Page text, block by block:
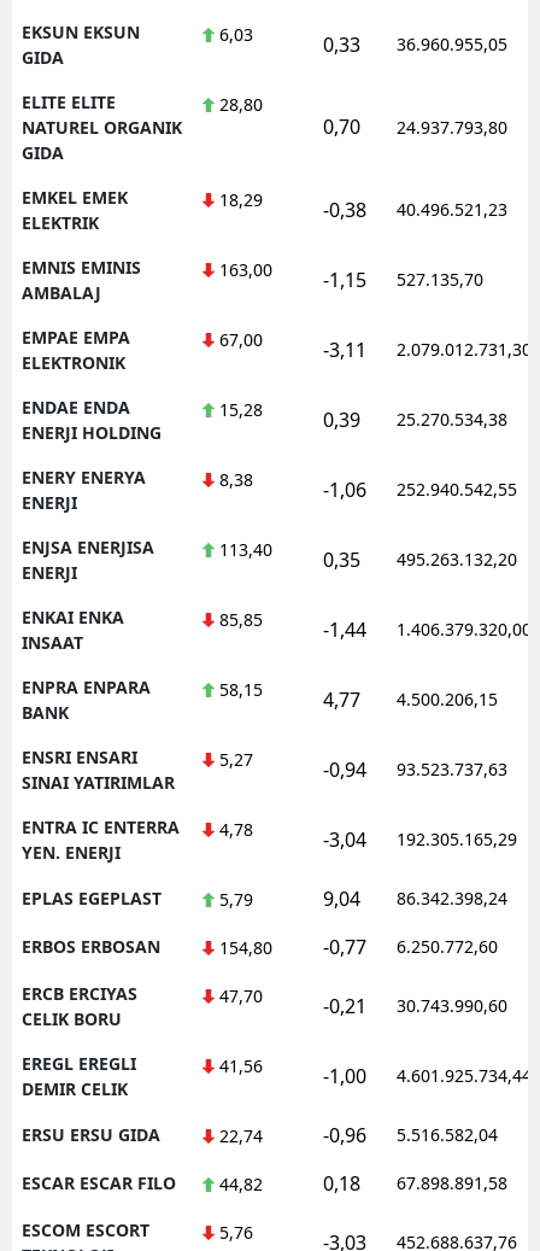
EKSUN EKSUN
GIDA
6,03 0,33 36.960.955,05
ELITE ELITE
NATUREL ORGANIK
GIDA
28,80
0,70 24.937.793,80
EMKEL EMEK
ELEKTRIK
18,29 -0,38 40.496.521,23
EMNIS EMINIS
AMBALAJ
163,00 -1,15 527.135,70
EMPAE EMPA
ELEKTRONIK
67,00 -3,11 2.079.012.731,30
ENDAE ENDA
ENERJI HOLDING
15,28 0,39 25.270.534,38
ENERY ENERYA
ENERJI
8,38 -1,06 252.940.542,55
ENJSA ENERJISA
ENERJI
113,40 0,35 495.263.132,20
ENKAI ENKA
INSAAT
85,85 -1,44 1.406.379.320,00
ENPRA ENPARA
BANK
58,15 4,77 4.500.206,15
ENSRI ENSARI
SINAI YATIRIMLAR
5,27 -0,94 93.523.737,63
ENTRA IC ENTERRA
YEN. ENERJI
4,78 -3,04 192.305.165,29
EPLAS EGEPLAST 5,79 9,04 86.342.398,24
ERBOS ERBOSAN 154,80 -0,77 6.250.772,60
ERCB ERCIYAS
CELIK BORU
47,70 -0,21 30.743.990,60
EREGL EREGLI
DEMIR CELIK
41,56 -1,00 4.601.925.734,44
ERSU ERSU GIDA 22,74 -0,96 5.516.582,04
ESCAR ESCAR FILO 44,82 0,18 67.898.891,58
ESCOM ESCORT
5,76 -3,03 452.688.637,76